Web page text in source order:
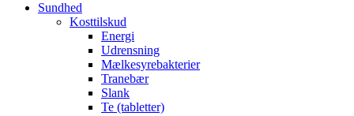
Sundhed
Kosttilskud
Energi
Udrensning
Mælkesyrebakterier
Tranebær
Slank
Te (tabletter)